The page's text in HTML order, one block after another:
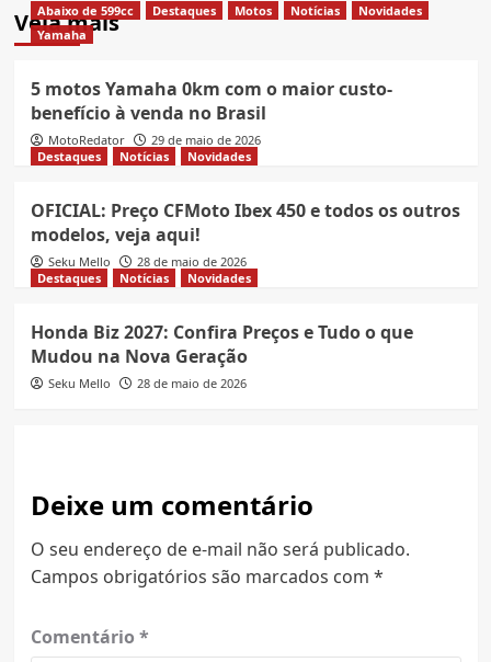
Veja mais
Abaixo de 599cc Destaques Motos Notícias
Novidades
Yamaha
5 motos Yamaha 0km com o maior custo-
benefício à venda no Brasil
MotoRedator
29 de maio de 2026
Destaques
Notícias Novidades
OFICIAL: Preço CFMoto Ibex 450 e todos os outros
modelos, veja aqui!
Seku Mello
28 de maio de 2026
Destaques
Notícias Novidades
Honda Biz 2027: Confira Preços e Tudo o que
Mudou na Nova Geração
Seku Mello 28 de maio de 2026
Deixe um comentário
O seu endereço de e-mail não será publicado.
Campos obrigatórios são marcados com *
Comentário *